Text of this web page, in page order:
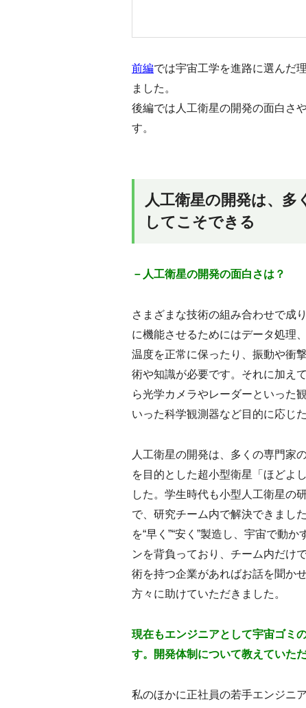
前編では宇宙工学を進路に選んだ
ました。
後編では人工衛星の開発の面白さ
す。
人工衛星の開発は、多
してこそできる
－人工衛星の開発の面白さは？
さまざまな技術の組み合わせで成
に機能させるためにはデータ処理
温度を正常に保ったり、振動や衝
術や知識が必要です。それに加え
ら光学カメラやレーダーといった
いった科学観測器など目的に応じ
人工衛星の開発は、多くの専門家
を目的とした超小型衛星「ほどよ
した。学生時代も小型人工衛星の
で、研究チーム内で解決できまし
を“早く”“安く”製造し、宇宙で動
ンを背負っており、チーム内だけ
術を持つ企業があればお話を聞か
方々に助けていただきました。
現在もエンジニアとして宇宙ゴミ
す。開発体制について教えていた
私のほかに正社員の若手エンジニ